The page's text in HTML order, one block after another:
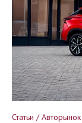
Статьи / Авторынок